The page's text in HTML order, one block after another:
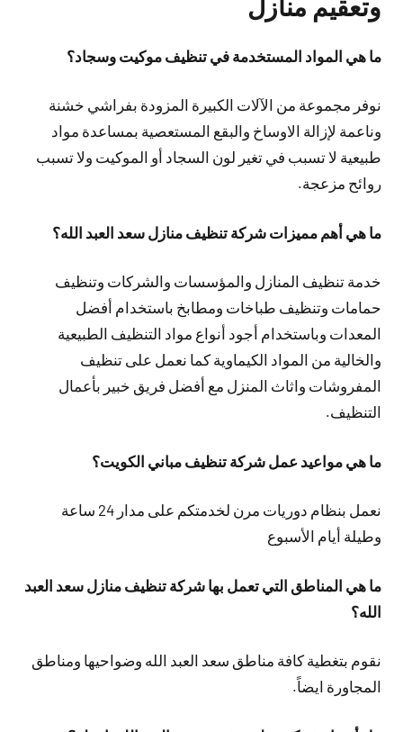
وتعقيم منازل
ما هي المواد المستخدمة في تنظيف موكيت وسجاد؟
نوفر مجموعة من الآلات الكبيرة المزودة بفراشي خشنة
وناعمة لإزالة الاوساخ والبقع المستعصية بمساعدة مواد
طبيعية لا تسبب في تغير لون السجاد أو الموكيت ولا تسبب
روائح مزعجة.
ما هي أهم مميزات شركة تنظيف منازل سعد العبد الله؟
خدمة تنظيف المنازل والمؤسسات والشركات وتنظيف
حمامات وتنظيف طباخات ومطابخ باستخدام أفضل
المعدات وباستخدام أجود أنواع مواد التنظيف الطبيعية
والخالية من المواد الكيماوية كما نعمل على تنظيف
المفروشات واثاث المنزل مع أفضل فريق خبير بأعمال
التنظيف.
ما هي مواعيد عمل شركة تنظيف مباني الكويت؟
نعمل بنظام دوريات مرن لخدمتكم على مدار 24 ساعة
وطيلة أيام الأسبوع
ما هي المناطق التي تعمل بها شركة تنظيف منازل سعد العبد
الله؟
نقوم بتغطية كافة مناطق سعد العبد الله وضواحيها ومناطق
المجاورة ايضاً.